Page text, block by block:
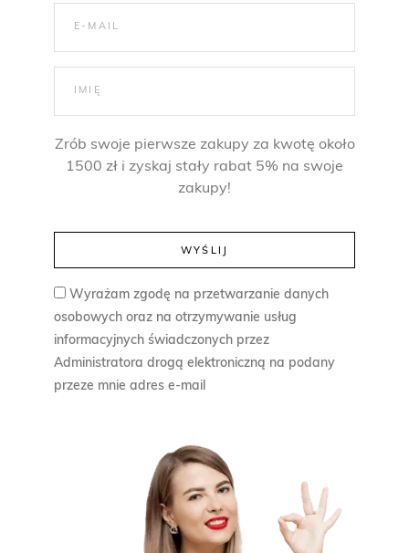
Zrób swoje pierwsze zakupy za kwotę około
1500 zł i zyskaj stały rabat 5% na swoje
zakupy!
Wyrażam zgodę na przetwarzanie danych
osobowych oraz na otrzymywanie usług
informacyjnych świadczonych przez
Administratora drogą elektroniczną na podany
przeze mnie adres e-mail